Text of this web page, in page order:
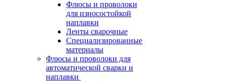
Флюсы и проволоки
для износостойкой
наплавки
Ленты сварочные
Специализированные
материалы
Флюсы и проволоки для
автоматической сварки и
наплавки